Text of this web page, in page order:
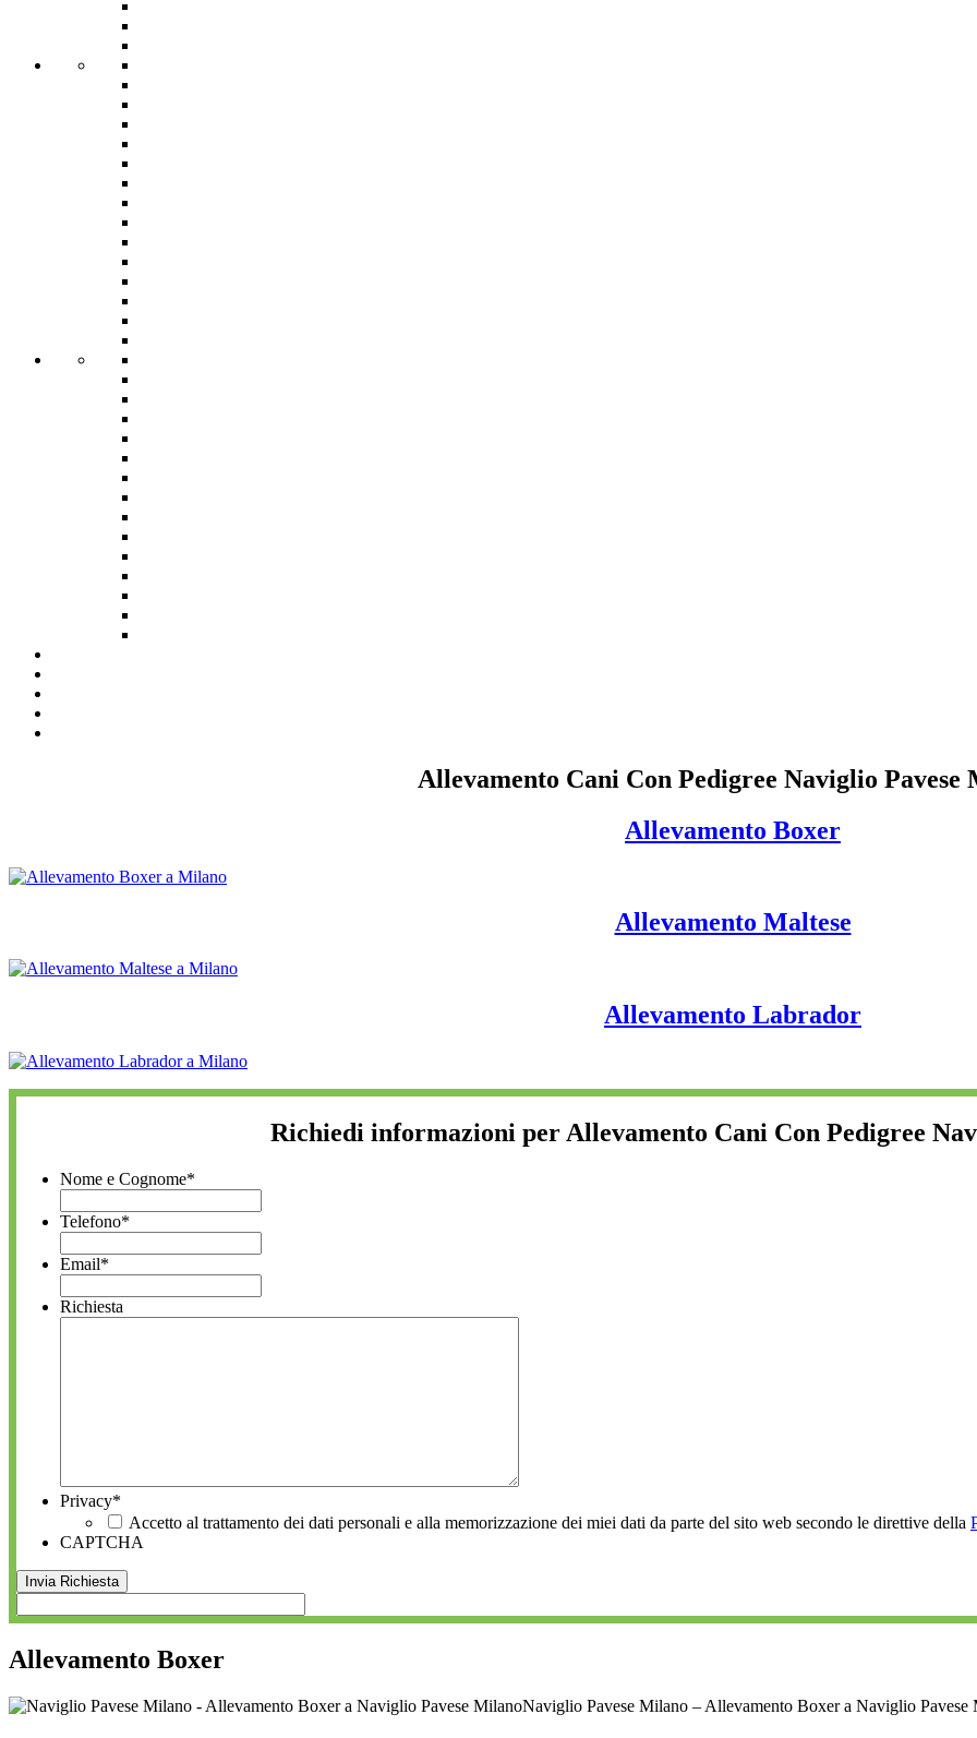
Allevamento Cani Con Pedigree Naviglio Pavese
Allevamento Boxer
Allevamento Maltese
Allevamento Labrador
Richiedi informazioni per Allevamento Cani Con Pedigree
Nome e Cognome*
Telefono*
Email*
Richiesta
Privacy*
Accetto al trattamento dei dati personali e alla memorizzazione dei miei dati da parte del sito web secondo le direttive della
CAPTCHA
Allevamento Boxer
Naviglio Pavese Milano – Allevamento Boxer a Naviglio Pavese